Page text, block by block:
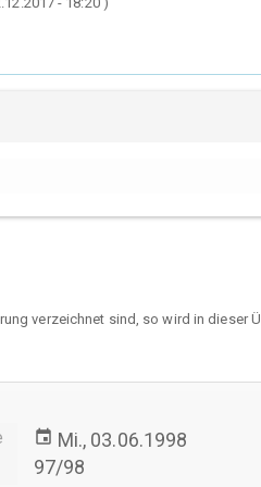
verzeichnet sind, so wird in dieser
event Mi., 03.06.1998
97/98